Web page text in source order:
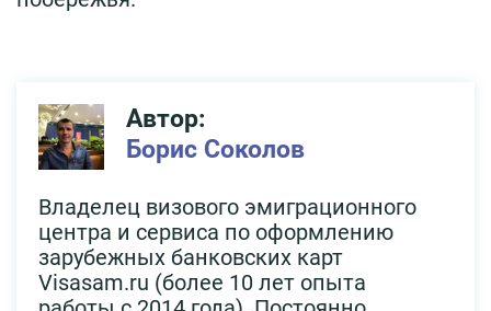
Автор:
Борис Соколов
Владелец визового эмиграционного
центра и сервиса по оформлению
зарубежных банковских карт
Visasam.ru (более 10 лет опыта